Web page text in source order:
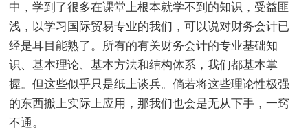
中，学到了很多在课堂上根本就学不到的知识，受益匪
浅，以学习国际贸易专业的我们，可以说对财务会计已
经是耳目能熟了。所有的有关财务会计的专业基础知
识、基本理论、基本方法和结构体系，我们都基本掌
握。但这些似乎只是纸上谈兵。倘若将这些理论性极强
的东西搬上实际上应用，那我们也会是无从下手，一窍
不通。